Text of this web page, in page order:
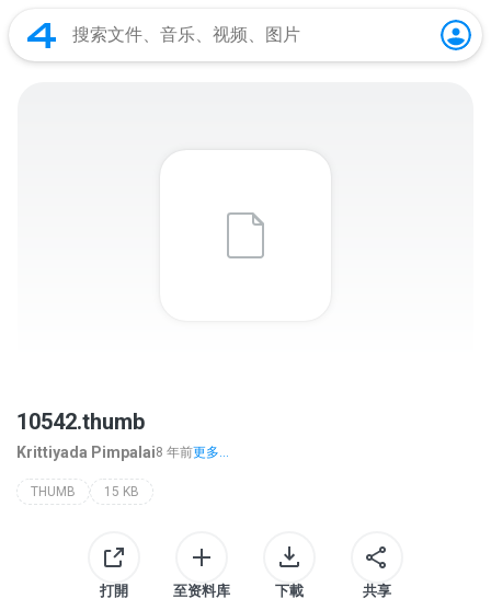
10542.thumb
Krittiyada Pimpalai8 年前更多...
THUMB 15 KB
打開 至资料库 下載 共享